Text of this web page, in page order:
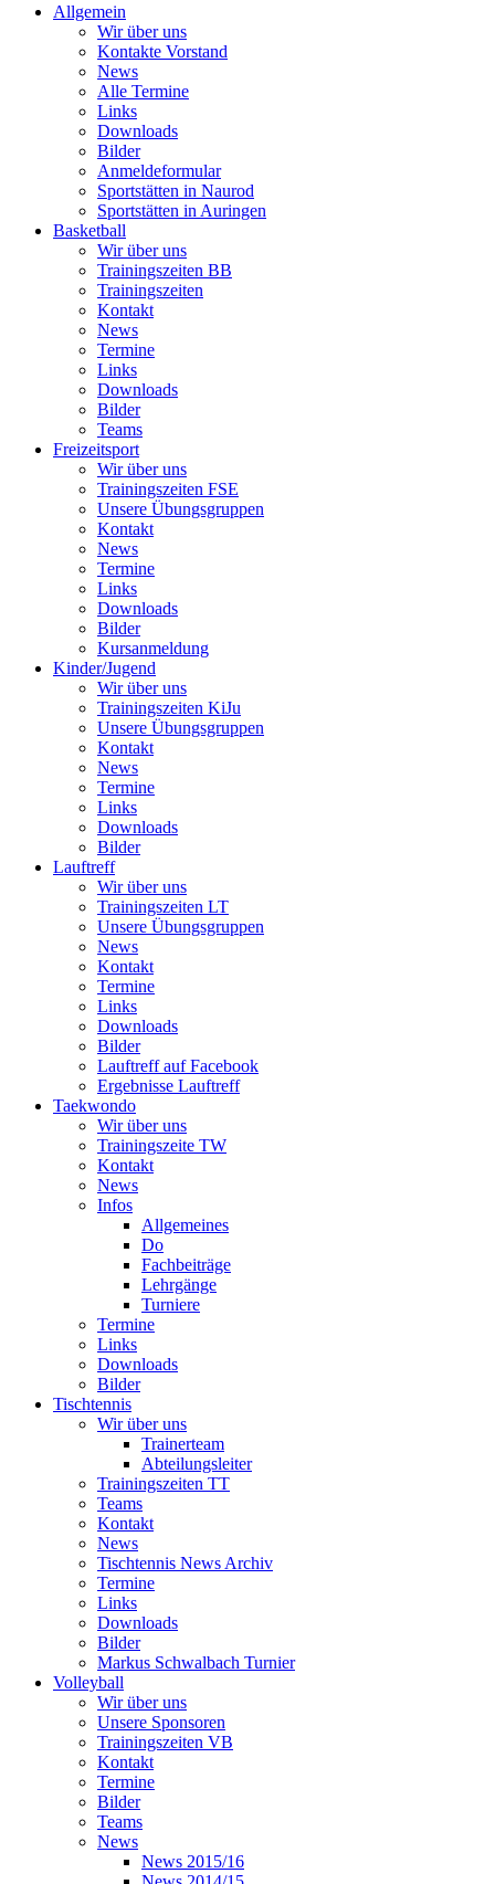
Allgemein
Wir über uns
Kontakte Vorstand
News
Alle Termine
Links
Downloads
Bilder
Anmeldeformular
Sportstätten in Naurod
Sportstätten in Auringen
Basketball
Wir über uns
Trainingszeiten BB
Trainingszeiten
Kontakt
News
Termine
Links
Downloads
Bilder
Teams
Freizeitsport
Wir über uns
Trainingszeiten FSE
Unsere Übungsgruppen
Kontakt
News
Termine
Links
Downloads
Bilder
Kursanmeldung
Kinder/Jugend
Wir über uns
Trainingszeiten KiJu
Unsere Übungsgruppen
Kontakt
News
Termine
Links
Downloads
Bilder
Lauftreff
Wir über uns
Trainingszeiten LT
Unsere Übungsgruppen
News
Kontakt
Termine
Links
Downloads
Bilder
Lauftreff auf Facebook
Ergebnisse Lauftreff
Taekwondo
Wir über uns
Trainingszeite TW
Kontakt
News
Infos
Allgemeines
Do
Fachbeiträge
Lehrgänge
Turniere
Termine
Links
Downloads
Bilder
Tischtennis
Wir über uns
Trainerteam
Abteilungsleiter
Trainingszeiten TT
Teams
Kontakt
News
Tischtennis News Archiv
Termine
Links
Downloads
Bilder
Markus Schwalbach Turnier
Volleyball
Wir über uns
Unsere Sponsoren
Trainingszeiten VB
Kontakt
Termine
Bilder
Teams
News
News 2015/16